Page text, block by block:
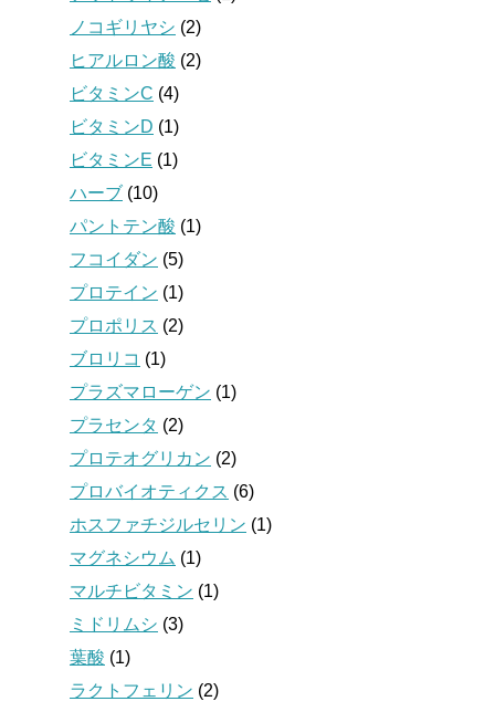
ノコギリヤシ (2)
ヒアルロン酸 (2)
ビタミンC (4)
ビタミンD (1)
ビタミンE (1)
ハーブ (10)
パントテン酸 (1)
フコイダン (5)
プロテイン (1)
プロポリス (2)
ブロリコ (1)
プラズマローゲン (1)
プラセンタ (2)
プロテオグリカン (2)
プロバイオティクス (6)
ホスファチジルセリン (1)
マグネシウム (1)
マルチビタミン (1)
ミドリムシ (3)
葉酸 (1)
ラクトフェリン (2)